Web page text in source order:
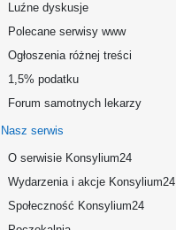
Luźne dyskusje
Polecane serwisy www
Ogłoszenia różnej treści
1,5% podatku
Forum samotnych lekarzy
Nasz serwis
O serwisie Konsylium24
Wydarzenia i akcje Konsylium24
Społeczność Konsylium24